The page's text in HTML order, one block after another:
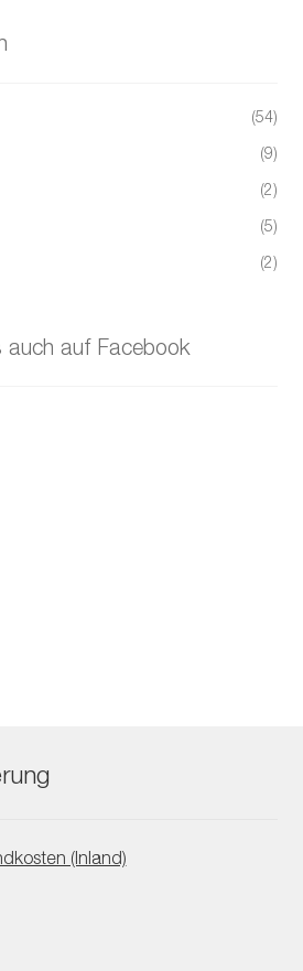
(54)
(9)
(2)
(5)
(2)
auch auf Facebook
(Inland)